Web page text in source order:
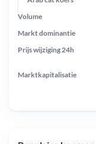
Prijs wijziging 24h
Markt dominantie
Marktkapitalisatie
Volume